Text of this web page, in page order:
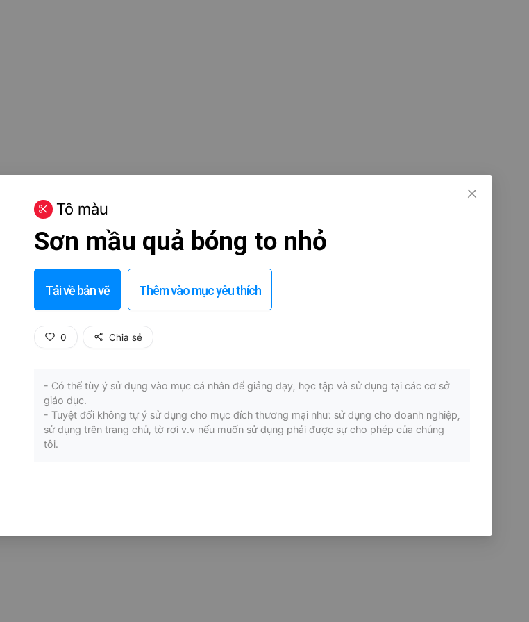
Tô màu
Sơn mầu quả bóng to nhỏ
Tải về bản vẽ Thêm vào mục yêu thích
0 Chia sẻ
- Có thể tùy ý sử dụng vào mục cá nhân để giảng dạy, học tập và sử dụng tại các cơ sở
giáo dục.
- Tuyệt đối không tự ý sử dụng cho mục đích thương mại như: sử dụng cho doanh nghiệp,
sử dụng trên trang chủ, tờ rơi v.v nếu muốn sử dụng phải được sự cho phép của chúng
tôi.